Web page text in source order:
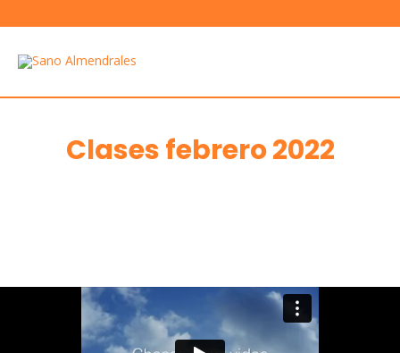
al
contenido
Clases febrero 2022